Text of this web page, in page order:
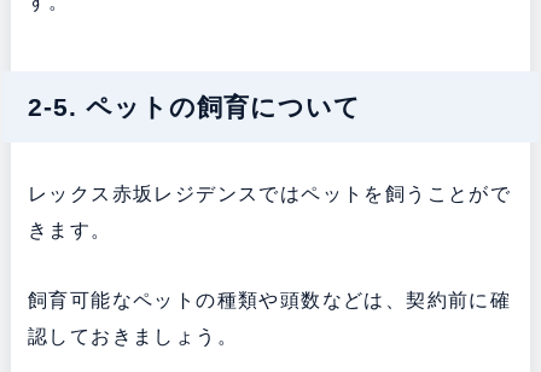
2-5. ペットの飼育について
レックス赤坂レジデンスではペットを飼うことがで
きます。
飼育可能なペットの種類や頭数などは、契約前に確
認しておきましょう。